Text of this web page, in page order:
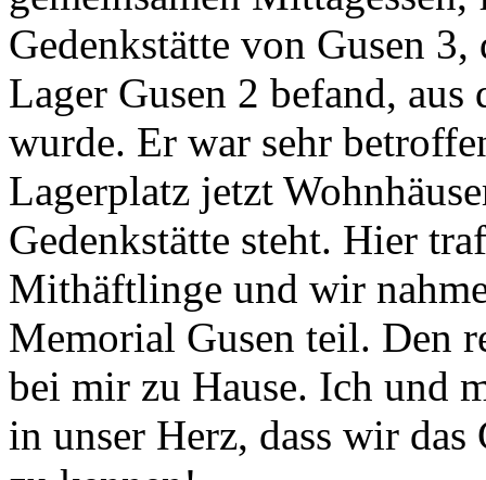
Der nächste Tag war nicht
gemeinsamen
Gedenkstätte von Gusen
Lager Gusen 2 befand,
wurde. Er war sehr
Lagerplatz jetzt
Gedenkstätte steht. Hier
Mithäftlinge und wir
Memorial Gusen teil. Den